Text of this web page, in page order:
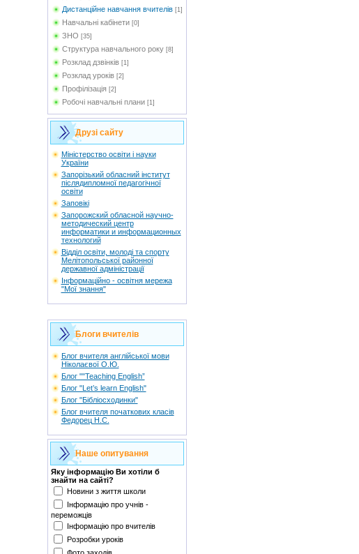
Дистанційне навчання вчителів [1]
Навчальні кабінети [0]
ЗНО [35]
Структура навчального року [8]
Розклад дзвінків [1]
Розклад уроків [2]
Профілізація [2]
Робочі навчальні плани [1]
Друзі сайту
Мiністерство освіти і науки
України
Запорізький обласний інститут
післядипломної педагогічної
освіти
Заповікі
Запорожский обласной научно-
методический центр
информатики и информационных
технологий
Відділ освіти, молоді та спорту
Мелітопольської районної
державної адміністрації
Інформаційно - освітня мережа
"Мої знання"
Блоги вчителів
Блог вчителя англійської мови
Ніколаєвої О.Ю.
Блог ""Teaching English”
Блог "Let’s learn English"
Блог "Бібліосходинки"
Блог вчителя початкових класів
Федорец Н.С.
Наше опитування
Яку інформацію Ви хотіли б
знайти на сайті?
Новини з життя школи
Інформацію про учнів -
переможців
Інформацію про вчителів
Розробки уроків
Фото заходів